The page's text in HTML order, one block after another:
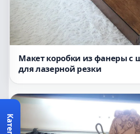
Макет коробки из фанеры с
для лазерной резки